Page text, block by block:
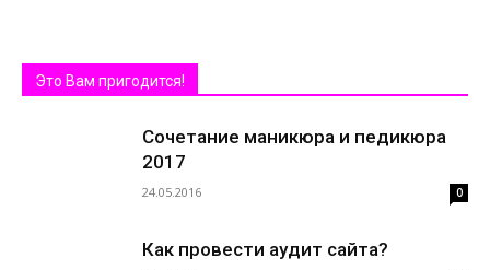
Это Вам пригодится!
Сочетание маникюра и педикюра
2017
24.05.2016 0
Как провести аудит сайта?